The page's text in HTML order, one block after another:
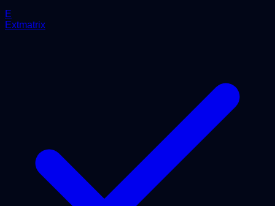
E
Extmatrix